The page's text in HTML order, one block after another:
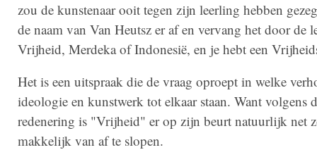
zou de kunstenaar ooit tegen zijn leerling hebben
de naam van Van Heutsz er af en vervang het door de
Vrijheid, Merdeka of Indonesië, en je hebt een
Het is een uitspraak die de vraag oproept in welke
ideologie en kunstwerk tot elkaar staan. Want volgens
redenering is "Vrijheid" er op zijn beurt natuurlijk net
makkelijk van af te slopen.